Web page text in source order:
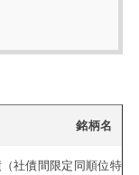
銘柄名
社債間限定同順位特約